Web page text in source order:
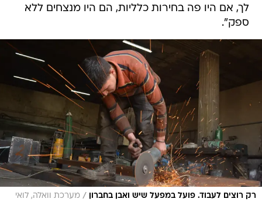
לך, אם היו פה בחירות כלליות, הם היו מנצחים ללא
ספק".
רק רוצים לעבוד. פועל במפעל שיש ואבן בחברון / מערכת וואלה, לואי